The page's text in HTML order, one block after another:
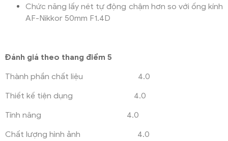
Chức năng lấy nét tự động chậm hơn so với ống kính
AF-Nikkor 50mm F1.4D
Đánh giá theo thang điểm 5
Thành phần chất liệu 4.0
Thiết kế tiện dụng 4.0
Tính năng 4.0
Chất lượng hình ảnh 4.0